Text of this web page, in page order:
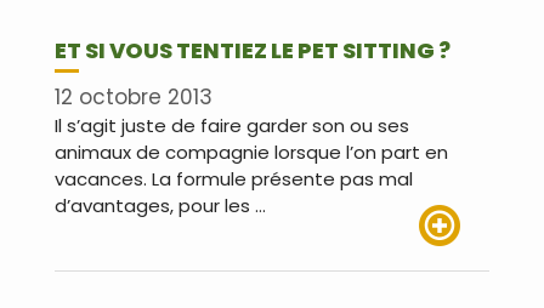
ET SI VOUS TENTIEZ LE PET SITTING ?
12 octobre 2013
Il s’agit juste de faire garder son ou ses
animaux de compagnie lorsque l’on part en
vacances. La formule présente pas mal
d’avantages, pour les …